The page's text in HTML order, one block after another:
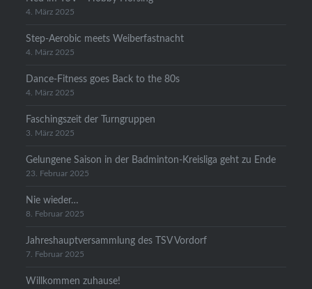
4. März 2025
Step-Aerobic meets Weiberfastnacht
4. März 2025
Dance-Fitness goes Back to the 80s
4. März 2025
Faschingszeit der Turngruppen
3. März 2025
Gelungene Saison in der Badminton-Kreisliga geht zu Ende
23. Februar 2025
Nie wieder…
8. Februar 2025
Jahreshauptversammlung des TSV Vordorf
7. Februar 2025
Willkommen zuhause!